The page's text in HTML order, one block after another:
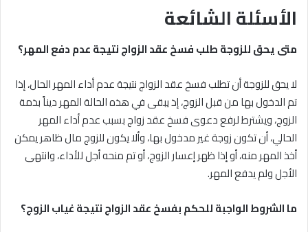
الأسئلة الشائعة
متى يحق للزوجة طلب فسخ عقد الزواج نتيجة عدم دفع المهر؟
لا يحق للزوجة أن تطلب فسخ عقد الزواج نتيجة عدم أداء المهر الحال، إذا
تم الدخول بها من قبل الزوج، إذ يبقى في هذه الحالة المهر ديناً بذمة
الزوج، ويشترط لرفع دعوى فسخ عقد زواج بسبب عدم أداء المهر
الحالي، أن تكون زوجة غير مدخول بها، وألا يكون للزوج مال ظاهر يمكن
أخذ المهر منه، أو إذا ظهر إعسار الزوج، أو تم منحه أجل للأداء، وانتهى
الأجل ولم يدفع المهر.
ما الشروط الواجبة للحكم بفسخ عقد الزواج نتيجة غياب الزوج؟